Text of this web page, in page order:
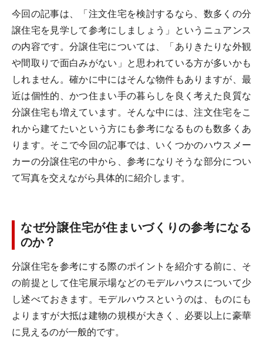
今回の記事は、「注文住宅を検討するなら、数多くの分
譲住宅を見学して参考にしましょう」というニュアンス
の内容です。分譲住宅については、「ありきたりな外観
や間取りで面白みがない」と思われている方が多いかも
しれません。確かに中にはそんな物件もありますが、最
近は個性的、かつ住まい手の暮らしを良く考えた良質な
分譲住宅も増えています。そんな中には、注文住宅をこ
れから建てたいという方にも参考になるものも数多くあ
ります。そこで今回の記事では、いくつかのハウスメー
カーの分譲住宅の中から、参考になりそうな部分につい
て写真を交えながら具体的に紹介します。
なぜ分譲住宅が住まいづくりの参考になる
のか？
分譲住宅を参考にする際のポイントを紹介する前に、そ
の前提として住宅展示場などのモデルハウスについて少
し述べておきます。モデルハウスというのは、ものにも
よりますが大抵は建物の規模が大きく、必要以上に豪華
に見えるのが一般的です。